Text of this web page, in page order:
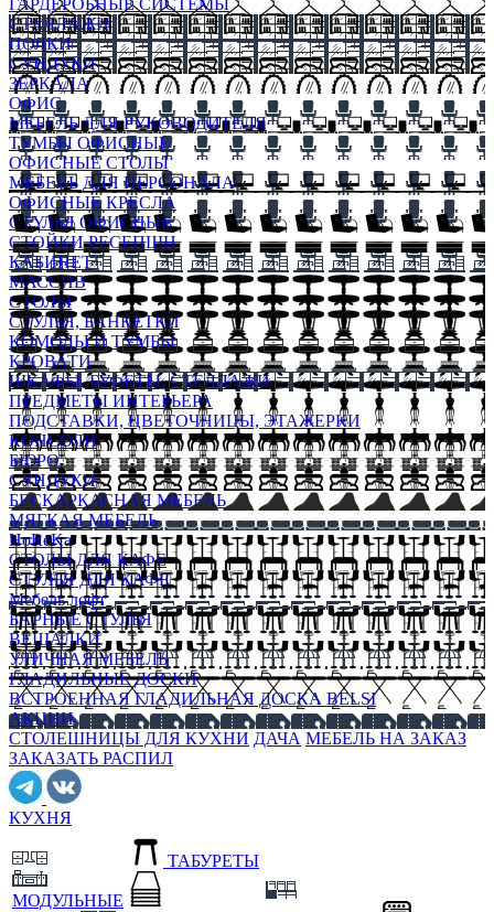
ГАРДЕРОБНЫЕ СИСТЕМЫ
СТЕЛЛАЖИ
ПОЛКИ
СУНДУКИ
ЗЕРКАЛА
ОФИС
МЕБЕЛЬ ДЛЯ РУКОВОДИТЕЛЯ
ТУМБЫ ОФИСНЫЕ
ОФИСНЫЕ СТОЛЫ
МЕБЕЛЬ ДЛЯ ПЕРСОНАЛА
ОФИСНЫЕ КРЕСЛА
СТУЛЬЯ ОФИСНЫЕ
СТОЙКИ РЕСЕПШН
КАБИНЕТ
МАССИВ
СТОЛЫ
СТУЛЬЯ, БАНКЕТКИ
КОМОДЫ И ТУМБЫ
КРОВАТИ
ШКАФЫ, БУФЕТЫ, СТЕЛЛАЖИ
ПРЕДМЕТЫ ИНТЕРЬЕРА
ПОДСТАВКИ, ЦВЕТОЧНИЦЫ, ЭТАЖЕРКИ
КОНСОЛИ
БЮРО
СУНДУКИ
БЕСКАРКАСНАЯ МЕБЕЛЬ
МЯГКАЯ МЕБЕЛЬ
HoReKa
СТОЛЫ ДЛЯ КАФЕ
СТУЛЬЯ ДЛЯ КАФЕ
Мебель лофт
БАРНЫЕ СТУЛЬЯ
ВЕШАЛКИ
УЛИЧНАЯ МЕБЕЛЬ
ГЛАДИЛЬНЫЕ ДОСКИ
ВСТРОЕННАЯ ГЛАДИЛЬНАЯ ДОСКА BELSI
АКЦИИ
СТОЛЕШНИЦЫ ДЛЯ КУХНИ ДАЧА МЕБЕЛЬ НА ЗАКАЗ
ЗАКАЗАТЬ РАСПИЛ
КУХНЯ
МОДУЛЬНЫЕ
ТАБУРЕТЫ